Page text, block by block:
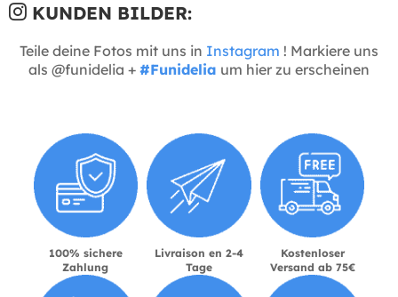
KUNDEN BILDER:
Teile deine Fotos mit uns in Instagram ! Markiere uns
als @funidelia + #Funidelia um hier zu erscheinen
100% sichere
Zahlung
Livraison en 2-4
Tage
Kostenloser
Versand ab 75€